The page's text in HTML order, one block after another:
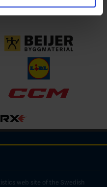
web site of the Swedish